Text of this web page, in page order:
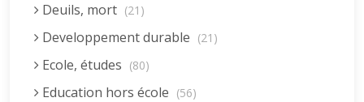
Deuils, mort (21)
Developpement durable (21)
Ecole, études (80)
Education hors école (56)